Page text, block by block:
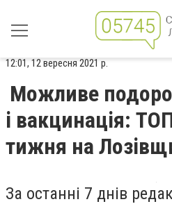
12:01, 12 вересня 2021 р.
Можливе
і вакцинація:
тижня на
За останні 7 днів